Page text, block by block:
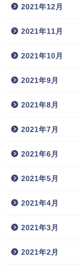
2021年12月
2021年11月
2021年10月
2021年9月
2021年8月
2021年7月
2021年6月
2021年5月
2021年4月
2021年3月
2021年2月